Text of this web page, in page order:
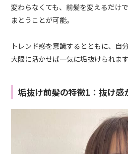
変わらなくても、前髪を変えるだけ
まとうことが可能。
トレンド感を意識するとともに、自
大限に活かせば一気に垢抜けられます
垢抜け前髪の特徴1：抜け感